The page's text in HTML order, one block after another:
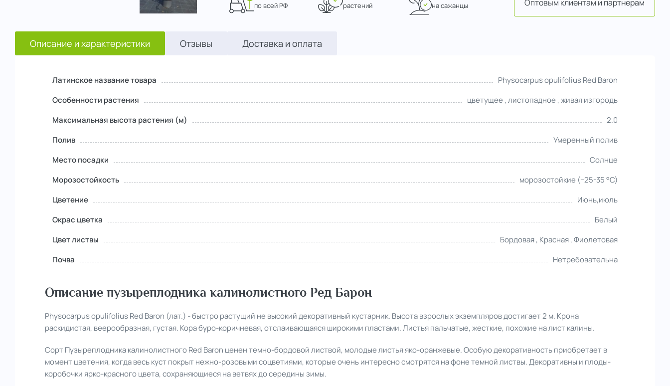
по всей РФ растений на сажанцы Оптовым клиентам и партнерам
Описание и характеристики Отзывы Доставка и оплата
Латинское название товара
Physocarpus opulifolius Red Baron
Особенности растения
цветущее , листопадное , живая изгородь
Максимальная высота растения (м)
2.0
Полив
Умеренный полив
Место посадки
Солнце
Морозостойкость
морозостойкие (−25-35 °С)
Цветение
Июнь,июль
Окрас цветка
Белый
Цвет листвы
Бордовая , Красная , Фиолетовая
Почва
Нетребовательна
Описание пузыреплодника калинолистного Ред Барон
Physocarpus opulifolius Red Baron (лат.) - быстро растущий не высокий декоративный кустарник. Высота взрослых экземпляров достигает 2 м. Крона
раскидистая, веерообразная, густая. Кора буро-коричневая, отслаивающаяся широкими пластами.Листья пальчатые, жесткие, похожие на лист калины.
Сорт Пузыреплодника калинолистного Red Baron ценен темно-бордовой листвой, молодые листья яко-оранжевые. Особую декоративность приобретает в
момент цветения, когда весь куст покрыт нежно-розовыми соцветиями, которые очень интересно смотрятся на фоне темной листвы. Декоративны и плоды-
коробочки ярко-красного цвета, сохраняющиеся на ветвях до середины зимы.